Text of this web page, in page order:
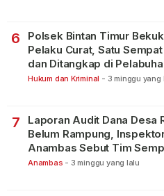
6
Polsek Bintan Timur
Pelaku Curat, Satu
dan Ditangkap di
Bintan Pura
Hukum dan Kriminal - 3 minggu yang
7
Laporan Audit Dana Desa
Belum Rampung,
Anambas Sebut Tim
Terbagi Tangani Kasus Lain
Anambas - 3 minggu yang lalu